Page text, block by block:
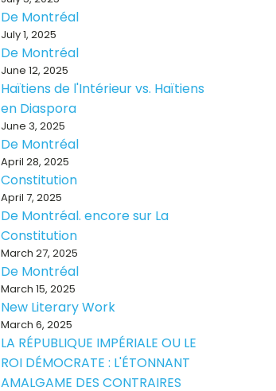
De Montréal
July 1, 2025
De Montréal
June 12, 2025
Haïtiens de l'Intérieur vs. Haïtiens
en Diaspora
June 3, 2025
De Montréal
April 28, 2025
Constitution
April 7, 2025
De Montréal. encore sur La
Constitution
March 27, 2025
De Montréal
March 15, 2025
New Literary Work
March 6, 2025
LA RÉPUBLIQUE IMPÉRIALE OU LE
ROI DÉMOCRATE : L'ÉTONNANT
AMALGAME DES CONTRAIRES